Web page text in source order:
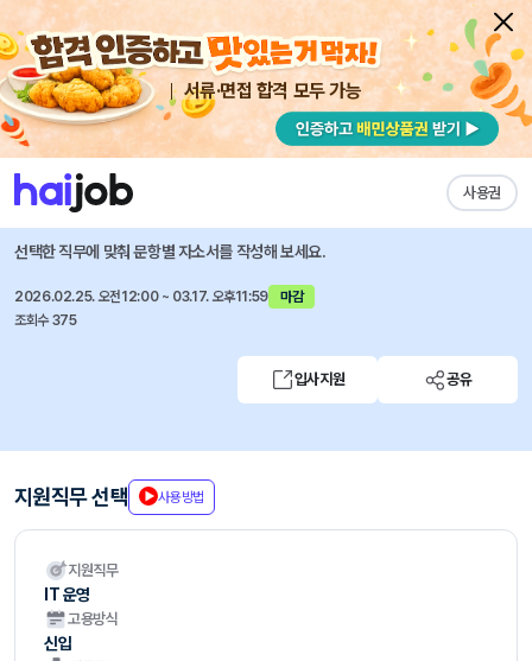
서류·면접 합격 모두 가능
사용권
채용공고 자소서 자유항목 자소서 내 작성목록
김앤장 법률사무소
IT분야(IT 운영, 정보보안) 직원 채용
선택한 직무에 맞춰 문항별 자소서를 작성해 보세요.
2026.02.25. 오전12:00 ~ 03.17. 오후11:59
마감
조회수 375
입사지원 공유
지원직무 선택 사용방법
지원직무
IT 운영
고용방식
신입